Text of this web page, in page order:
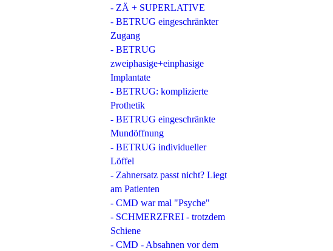
- ZÄ + SUPERLATIVE
- BETRUG eingeschränkter
Zugang
- BETRUG
zweiphasige+einphasige
Implantate
- BETRUG: komplizierte
Prothetik
- BETRUG eingeschränkte
Mundöffnung
- BETRUG individueller
Löffel
- Zahnersatz passt nicht? Liegt
am Patienten
- CMD war mal "Psyche"
- SCHMERZFREI - trotzdem
Schiene
- CMD - Absahnen vor dem